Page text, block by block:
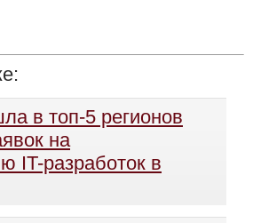
в топ-5 регионов
на
IT-разработок в